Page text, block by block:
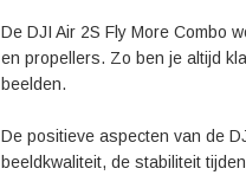
De DJI Air 2S Fly More Combo
en propellers. Zo ben je altijd
beelden.
De positieve aspecten van de
beeldkwaliteit, de stabiliteit